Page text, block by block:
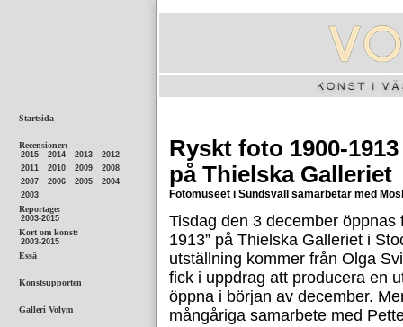
Ryskt foto 1900-1913
på Thielska Galleriet
Fotomuseet i Sundsvall samarbetar med
Tisdag den 3 december öppnas
1913” på Thielska Galleriet i
utställning kommer från Olga
fick i uppdrag att producera en
öppna i början av december.
mångåriga samarbete med